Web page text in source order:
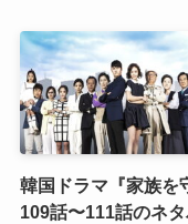
韓国ドラマ『家族を
109話〜111話のネ